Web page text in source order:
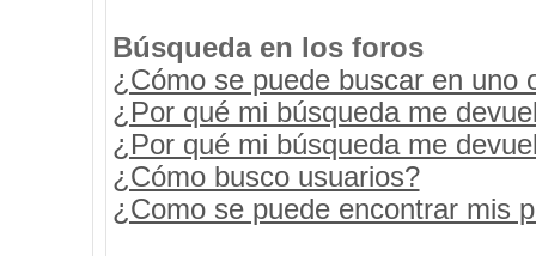
Búsqueda en los foros
¿Cómo se puede buscar en uno
¿Por qué mi búsqueda me
¿Por qué mi búsqueda me
¿Cómo busco usuarios?
¿Como se puede encontrar mis